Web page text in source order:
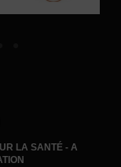
LA SANTÉ - A